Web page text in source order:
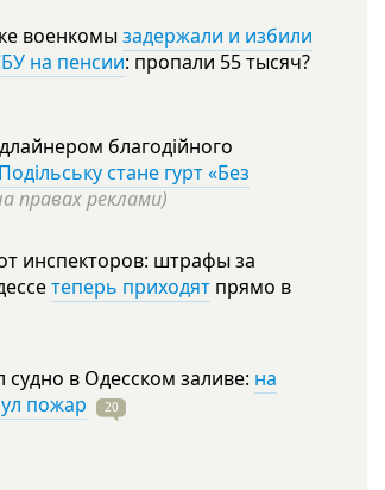
военкомы задержали и избили
на пенсии: пропали 55тысяч?
благодійного
стане гурт «Без
правах реклами)
инспекторов: штрафы за
теперь приходят прямо в
судно в Одесском заливе: на
пожар
20